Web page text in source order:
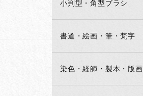
小判型・角型ブラシ
書道・絵画・筆・梵字
染色・経師・製本・版画